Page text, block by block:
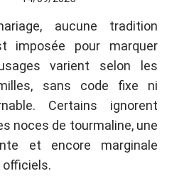
aucune tradition
imposée pour marquer
varient selon les
sans code fixe ni
Certains ignorent
noces de tourmaline, une
et encore marginale
officiels.